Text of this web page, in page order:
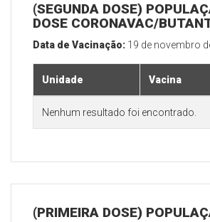
(SEGUNDA DOSE)
DOSE CORONAVAC/
Data de Vacinação: 19 de novembro
Unidade Vacina
Nenhum resultado foi encontrado.
(PRIMEIRA DOSE)